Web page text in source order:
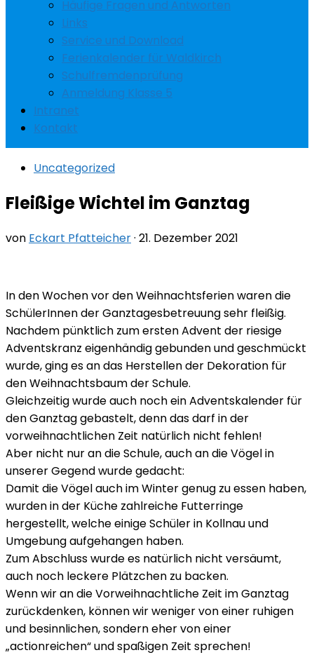
Häufige Fragen und Antworten
Links
Service und Download
Ferienkalender für Waldkirch
Schulfremdenprüfung
Anmeldung Klasse 5
Intranet
Kontakt
Uncategorized
Fleißige Wichtel im Ganztag
von Eckart Pfatteicher· 21. Dezember 2021
In den Wochen vor den Weihnachtsferien waren die
SchülerInnen der Ganztagesbetreuung sehr fleißig.
Nachdem pünktlich zum ersten Advent der riesige
Adventskranz eigenhändig gebunden und geschmückt
wurde, ging es an das Herstellen der Dekoration für
den Weihnachtsbaum der Schule.
Gleichzeitig wurde auch noch ein Adventskalender für
den Ganztag gebastelt, denn das darf in der
vorweihnachtlichen Zeit natürlich nicht fehlen!
Aber nicht nur an die Schule, auch an die Vögel in
unserer Gegend wurde gedacht:
Damit die Vögel auch im Winter genug zu essen haben,
wurden in der Küche zahlreiche Futterringe
hergestellt, welche einige Schüler in Kollnau und
Umgebung aufgehangen haben.
Zum Abschluss wurde es natürlich nicht versäumt,
auch noch leckere Plätzchen zu backen.
Wenn wir an die Vorweihnachtliche Zeit im Ganztag
zurückdenken, können wir weniger von einer ruhigen
und besinnlichen, sondern eher von einer
„actionreichen“ und spaßigen Zeit sprechen!